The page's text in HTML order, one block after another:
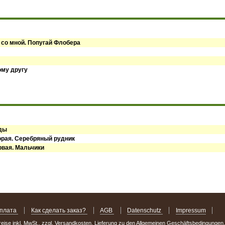
мной. Попугай Флобера
другу
Серебряный рудник
Мальчики
Как сделать заказ? AGB Datenschutz Impressum
inkl. MwSt., zzgl. Versandkosten. Lieferung zu den Allgemeinen Geschäftsbedingungen.